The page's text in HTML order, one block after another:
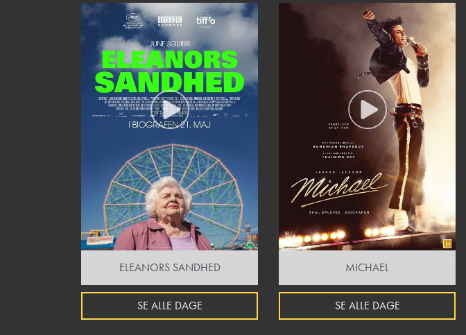
ELEANORS SANDHED
SE ALLE DAGE
MICHAEL
SE ALLE DAGE